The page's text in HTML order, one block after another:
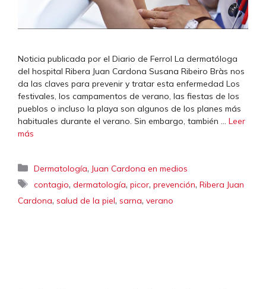
Noticia publicada por el Diario de Ferrol La dermatóloga
del hospital Ribera Juan Cardona Susana Ribeiro Bràs nos
da las claves para prevenir y tratar esta enfermedad Los
festivales, los campamentos de verano, las fiestas de los
pueblos o incluso la playa son algunos de los planes más
habituales durante el verano. Sin embargo, también … Leer
más
Categorías
Dermatología, Juan Cardona en medios
Etiquetas
contagio,dermatología,picor,prevención,Ribera Juan
Cardona, salud de la piel, sarna, verano